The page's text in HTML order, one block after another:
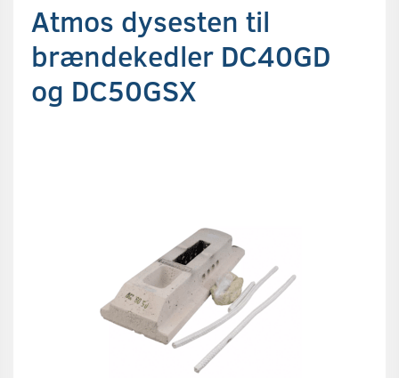
Atmos dysesten til
brændekedler DC40GD
og DC50GSX